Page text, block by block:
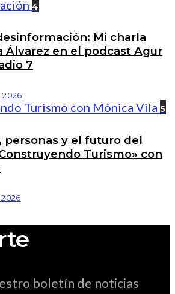
4
Mi charla
Álvarez en el podcast Agur
7
2026
5
personas y el futuro del
Turismo» con
2026
boletín de noticias